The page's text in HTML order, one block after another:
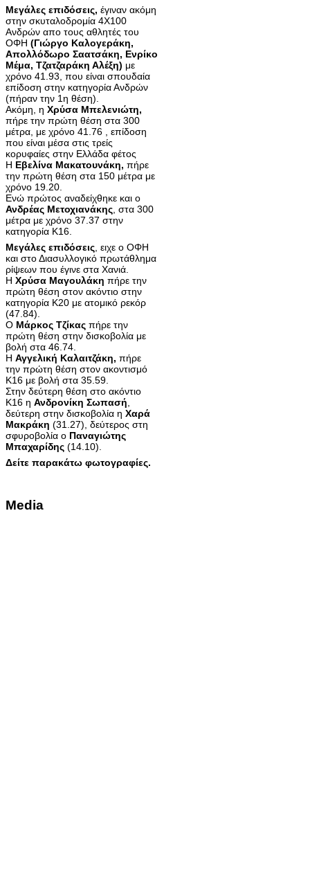
Μεγάλες επιδόσεις, έγιναν ακόμη
στην σκυταλοδρομία 4Χ100
Ανδρών απο τους αθλητές του
ΟΦΗ (Γιώργο Καλογεράκη,
Απολλόδωρο Σαατσάκη, Ενρίκο
Μέμα, Τζατζαράκη Αλέξη) με
χρόνο 41.93, που είναι σπουδαία
επίδοση στην κατηγορία Ανδρών
(πήραν την 1η θέση).
Ακόμη, η Χρύσα Μπελενιώτη,
πήρε την πρώτη θέση στα 300
μέτρα, με χρόνο 41.76 , επίδοση
που είναι μέσα στις τρείς
κορυφαίες στην Ελλάδα φέτος
Η Εβελίνα Μακατουνάκη, πήρε
την πρώτη θέση στα 150 μέτρα με
χρόνο 19.20.
Ενώ πρώτος αναδείχθηκε και ο
Ανδρέας Μετοχιανάκης , στα 300
μέτρα με χρόνο 37.37 στην
κατηγορία Κ16.
Μεγάλες επιδόσεις , ειχε ο ΟΦΗ
και στο Διασυλλογικό πρωτάθλημα
ρίψεων που έγινε στα Χανιά.
Η Χρύσα Μαγουλάκη πήρε την
πρώτη θέση στον ακόντιο στην
κατηγορία Κ20 με ατομικό ρεκόρ
(47.84).
Ο Μάρκος Τζίκας πήρε την
πρώτη θέση στην δισκοβολία με
βολή στα 46.74.
Η Αγγελική Καλαιτζάκη, πήρε
την πρώτη θέση στον ακοντισμό
Κ16 με βολή στα 35.59.
Στην δεύτερη θέση στο ακόντιο
Κ16 η Ανδρονίκη Σωπασή
δεύτερη στην δισκοβολία η Χαρά
Μακράκη (31.27), δεύτερος στη
σφυροβολία ο Παναγιώτης
Μπαχαρίδης (14.10).
Δείτε παρακάτω φωτογραφίες.
Media